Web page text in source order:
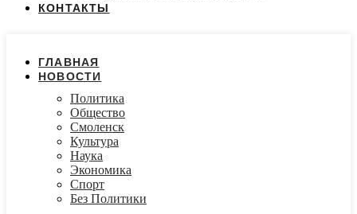
КОНТАКТЫ
ГЛАВНАЯ
НОВОСТИ
Политика
Общество
Смоленск
Культура
Наука
Экономика
Спорт
Без Политики